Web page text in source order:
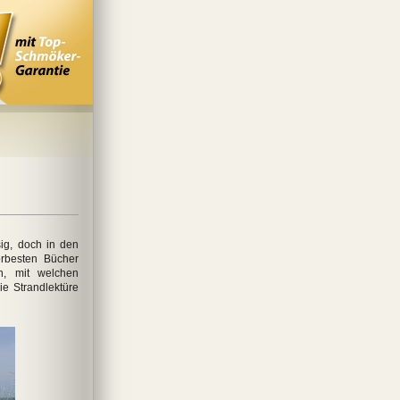
doch in den
Bücher
mit welchen
Strandlektüre